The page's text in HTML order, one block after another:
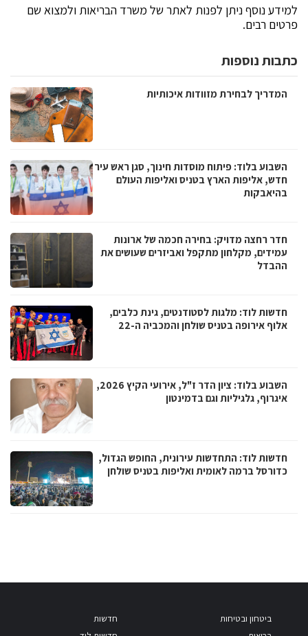
למידע נוסף ניתן לפנות לאתר של משרד הבריאות ולמצוא שם
פרטים רבים.
כתבות נוספות
המדריך לבחירת מזוודות איכותיות
השבוע בלוד: פיתוח מוסדות חינוך, סגן ראש עיר
חדש, אליפות הארץ בטניס ואליפות העולם
בהיאבקות
חדר רחצה מדויק: בחירה חכמה של ארונות
עמידים, מקלחון מתקפל ואביזרים שעושים את
ההבדל
חדשות לוד: מלגות לסטודנטים, גינת כלבים,
אלוף אירופה בטניס שולחן והמכביה ה-22
השבוע בלוד: ציון הדר ז"ל, אירועי הקיץ 2026,
איגרוף, גלגיליות וגם בדמינטון
חדשות לוד: התחדשות עירונית, החופש הגדול,
כדורסל ברמה לאומית ואליפות בטניס שולחן
ביטחון ובטיחות
חדשות